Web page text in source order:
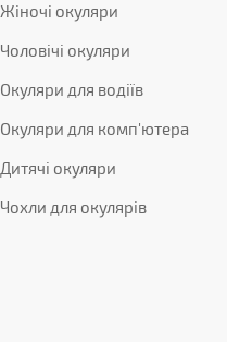
Жіночі окуляри
Чоловічі окуляри
Окуляри для водіїв
Окуляри для комп'ютера
Дитячі окуляри
Чохли для окулярів